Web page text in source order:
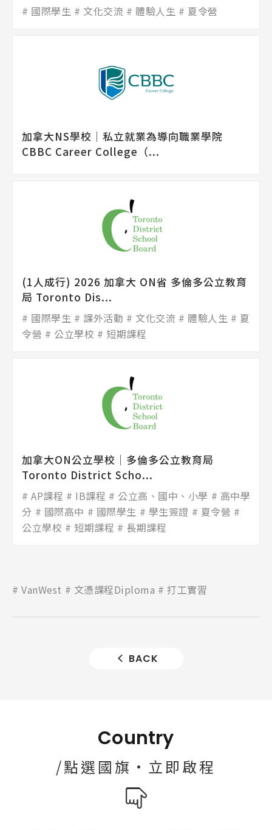
國際學生 文化交流 體驗人生 夏令營
加拿大NS學校│私立就業為導向職業學院
CBBC Career College（...
(1人成行) 2026 加拿大 ON省 多倫多公立教育
局 Toronto Dis...
國際學生 課外活動 文化交流 體驗人生
夏
令營
公立學校 短期課程
加拿大ON公立學校│多倫多公立教育局
Toronto District Scho...
AP課程 IB課程 公立高、國中、小學
高中學
分
國際高中 國際學生 學生簽證
夏令營
公立學校
短期課程 長期課程
VanWest 文憑課程Diploma 打工實習
BACK
Country
/點選國旗·立即啟程